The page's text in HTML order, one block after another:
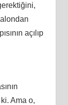
açılıp
Ama o,